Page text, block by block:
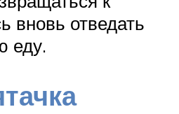
вновь отведать
еду.